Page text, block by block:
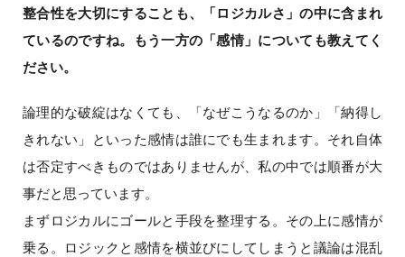
整合性を大切にすることも、「ロジカルさ」の中に含まれ
ているのですね。もう一方の「感情」についても教えてく
ださい。
論理的な破綻はなくても、「なぜこうなるのか」「納得し
きれない」といった感情は誰にでも生まれます。それ自体
は否定すべきものではありませんが、私の中では順番が大
事だと思っています。
まずロジカルにゴールと手段を整理する。その上に感情が
乗る。ロジックと感情を横並びにしてしまうと議論は混乱